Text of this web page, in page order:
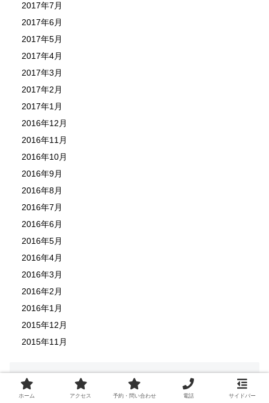
2017年7月
2017年6月
2017年5月
2017年4月
2017年3月
2017年2月
2017年1月
2016年12月
2016年11月
2016年10月
2016年9月
2016年8月
2016年7月
2016年6月
2016年5月
2016年4月
2016年3月
2016年2月
2016年1月
2015年12月
2015年11月
最近の投稿
ホーム アクセス 予約・問い合わせ 電話 サイドバー